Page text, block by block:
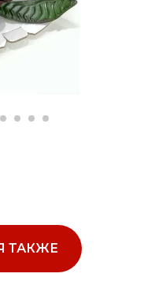
ТАКЖЕ